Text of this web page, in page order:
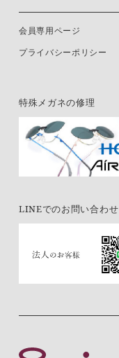
会員専用ページ
プライバシーポリシー
特殊メガネの修理
LINEでのお問い合わせ